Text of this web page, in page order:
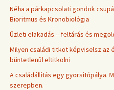
Néha a párkapcsolati gondok
Bioritmus és Kronobiológia
Üzleti elakadás – feltárás és
Milyen családi titkot képviselsz az
büntetlenül eltitkolni
A családállítás egy gyorsítópálya.
szerepben.